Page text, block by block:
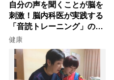
自分の声を聞くことが脳を
刺激！脳内科医が実践する
「音読トレーニング」の極
意
健康